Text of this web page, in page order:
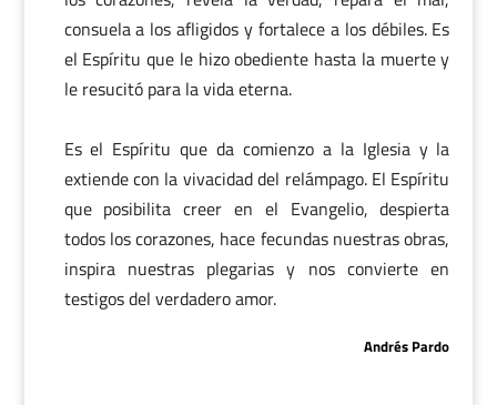
consuela a los afligidos y fortalece a los débiles. Es
el Espíritu que le hizo obediente hasta la muerte y
le resucitó para la vida eterna.
Es el Espíritu que da comienzo a la Iglesia y la
extiende con la vivacidad del relámpago. El Espíritu
que posibilita creer en el Evangelio, despierta
todos los corazones, hace fecundas nuestras obras,
inspira nuestras plegarias y nos convierte en
testigos del verdadero amor.
Andrés Pardo